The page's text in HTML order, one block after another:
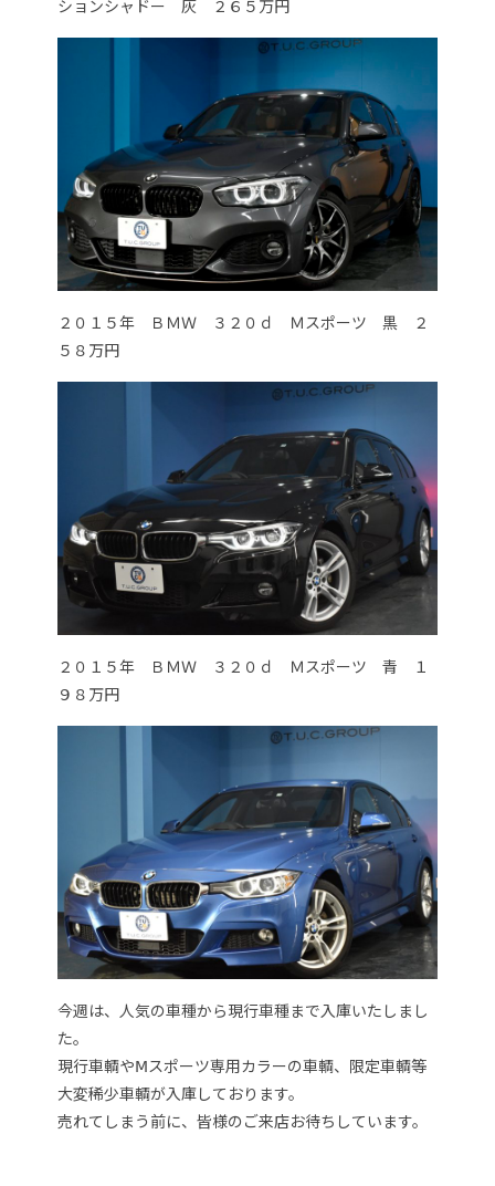
ションシャドー 灰 ２６５万円
２０１５年 ＢＭＷ ３２０ｄ Ｍスポーツ 黒 ２
５８万円
２０１５年 ＢＭＷ ３２０ｄ Ｍスポーツ 青 １
９８万円
今週は、人気の車種から現行車種まで入庫いたしまし
た。
現行車輌やⅯスポーツ専用カラーの車輌、限定車輌等
大変稀少車輌が入庫しております。
売れてしまう前に、皆様のご来店お待ちしています。